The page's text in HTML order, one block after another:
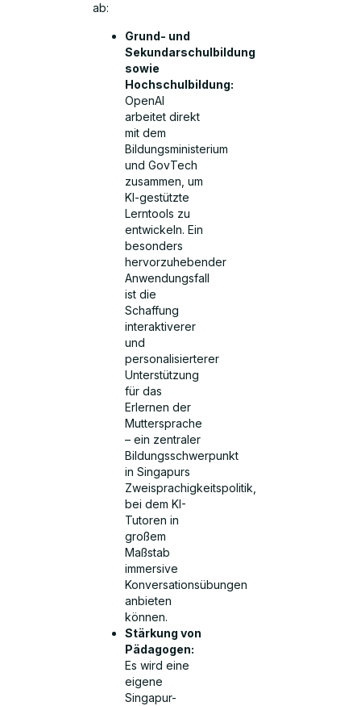
ab:
Grund- und
Sekundarschulbildung
sowie
Hochschulbildung:
OpenAI
arbeitet direkt
mit dem
Bildungsministerium
und GovTech
zusammen, um
KI-gestützte
Lerntools zu
entwickeln. Ein
besonders
hervorzuhebender
Anwendungsfall
ist die
Schaffung
interaktiverer
und
personalisierterer
Unterstützung
für das
Erlernen der
Muttersprache
– ein zentraler
Bildungsschwerpunkt
in Singapurs
Zweisprachigkeitspolitik,
bei dem KI-
Tutoren in
großem
Maßstab
immersive
Konversationsübungen
anbieten
können.
Stärkung von
Pädagogen:
Es wird eine
eigene
Singapur-